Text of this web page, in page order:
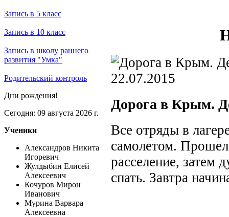
Запись в 5 класс
Запись в 10 класс
Запись в школу раннего
развития "Умка"
Родительский контроль
Дни рождения!
Сегодня: 09 августа 2026 г.
Ученики
Александров Никита
Игоревич
Жулдыбин Елисей
Алексеевич
Кочуров Мирон
Иванович
Мурина Варвара
Алексеевна
22.07.2015
Дорога в Крым.
Все отряды в
самолетом.
расселение, затем
спать. Завтра